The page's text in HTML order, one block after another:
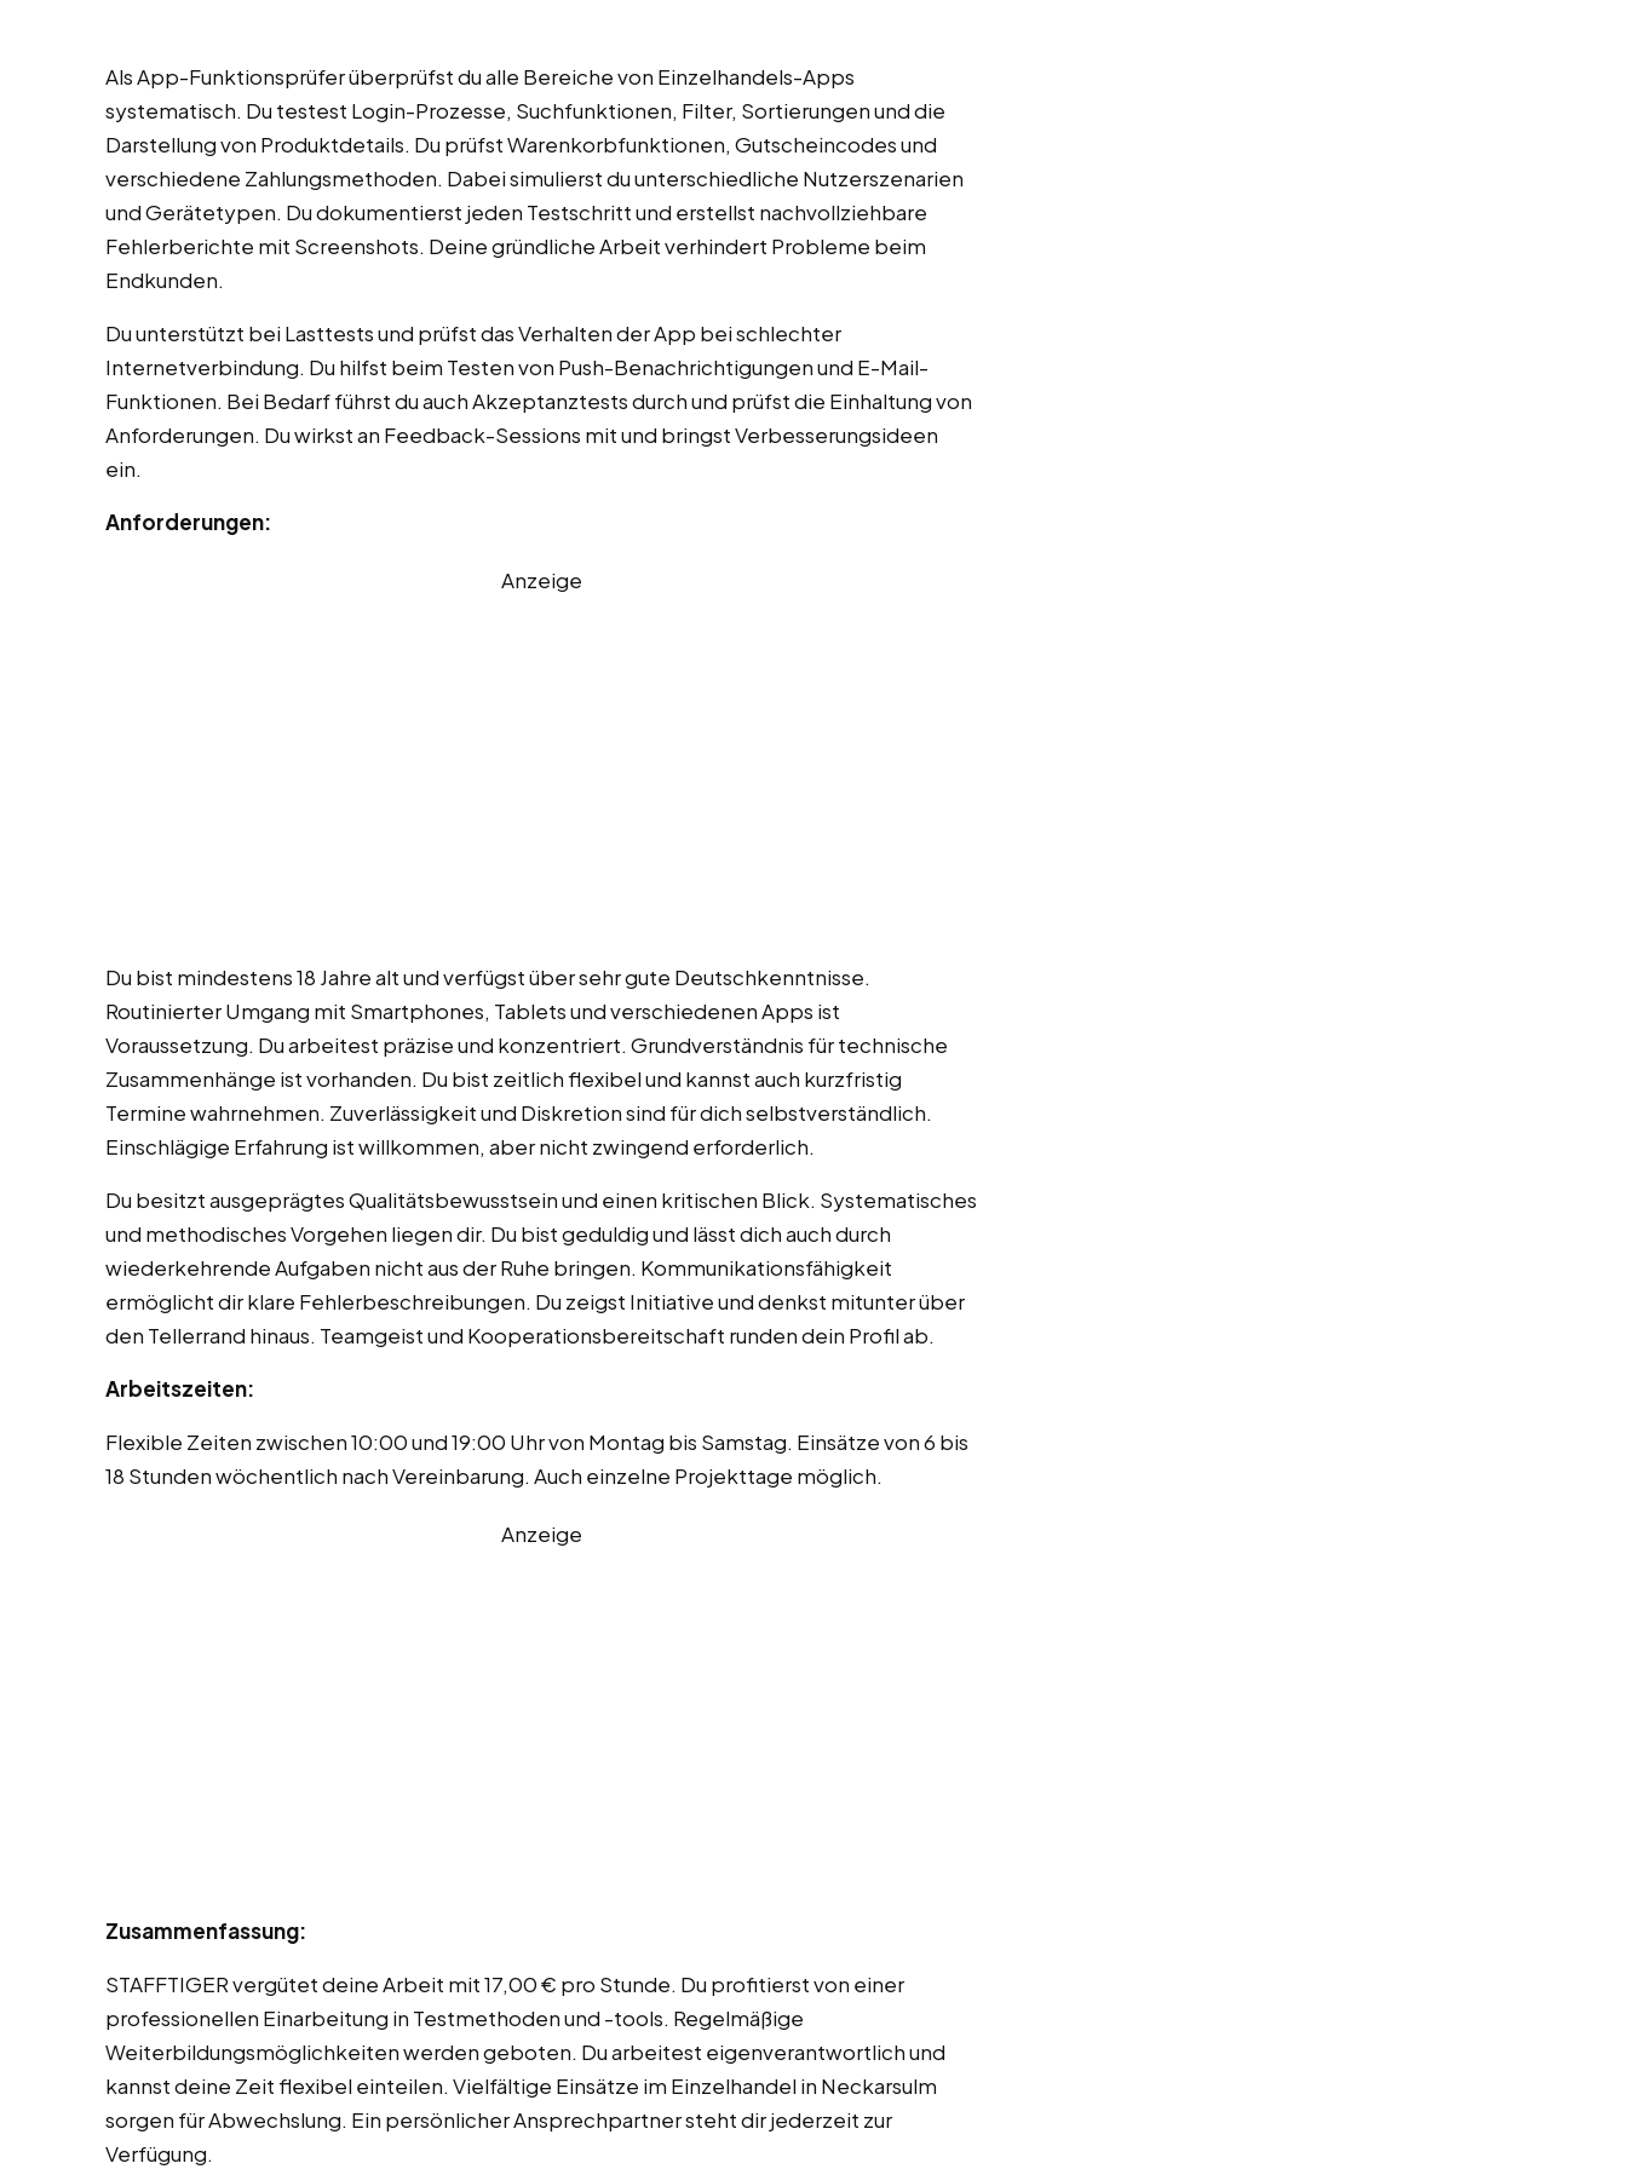
Als App-Funktionsprüfer überprüfst du alle Bereiche von Einzelhandels-Apps
systematisch. Du testest Login-Prozesse, Suchfunktionen, Filter, Sortierungen und die
Darstellung von Produktdetails. Du prüfst Warenkorbfunktionen, Gutscheincodes und
verschiedene Zahlungsmethoden. Dabei simulierst du unterschiedliche Nutzerszenarien
und Gerätetypen. Du dokumentierst jeden Testschritt und erstellst nachvollziehbare
Fehlerberichte mit Screenshots. Deine gründliche Arbeit verhindert Probleme beim
Endkunden.
Du unterstützt bei Lasttests und prüfst das Verhalten der App bei schlechter
Internetverbindung. Du hilfst beim Testen von Push-Benachrichtigungen und E-Mail-
Funktionen. Bei Bedarf führst du auch Akzeptanztests durch und prüfst die Einhaltung von
Anforderungen. Du wirkst an Feedback-Sessions mit und bringst Verbesserungsideen
ein.
Anforderungen:
Anzeige
Du bist mindestens 18 Jahre alt und verfügst über sehr gute Deutschkenntnisse.
Routinierter Umgang mit Smartphones, Tablets und verschiedenen Apps ist
Voraussetzung. Du arbeitest präzise und konzentriert. Grundverständnis für technische
Zusammenhänge ist vorhanden. Du bist zeitlich flexibel und kannst auch kurzfristig
Termine wahrnehmen. Zuverlässigkeit und Diskretion sind für dich selbstverständlich.
Einschlägige Erfahrung ist willkommen, aber nicht zwingend erforderlich.
Du besitzt ausgeprägtes Qualitätsbewusstsein und einen kritischen Blick. Systematisches
und methodisches Vorgehen liegen dir. Du bist geduldig und lässt dich auch durch
wiederkehrende Aufgaben nicht aus der Ruhe bringen. Kommunikationsfähigkeit
ermöglicht dir klare Fehlerbeschreibungen. Du zeigst Initiative und denkst mitunter über
den Tellerrand hinaus. Teamgeist und Kooperationsbereitschaft runden dein Profil ab.
Arbeitszeiten:
Flexible Zeiten zwischen 10:00 und 19:00 Uhr von Montag bis Samstag. Einsätze von 6 bis
18 Stunden wöchentlich nach Vereinbarung. Auch einzelne Projekttage möglich.
Anzeige
Zusammenfassung:
STAFFTIGER vergütet deine Arbeit mit 17,00 € pro Stunde. Du profitierst von einer
professionellen Einarbeitung in Testmethoden und -tools. Regelmäßige
Weiterbildungsmöglichkeiten werden geboten. Du arbeitest eigenverantwortlich und
kannst deine Zeit flexibel einteilen. Vielfältige Einsätze im Einzelhandel in Neckarsulm
sorgen für Abwechslung. Ein persönlicher Ansprechpartner steht dir jederzeit zur
Verfügung.